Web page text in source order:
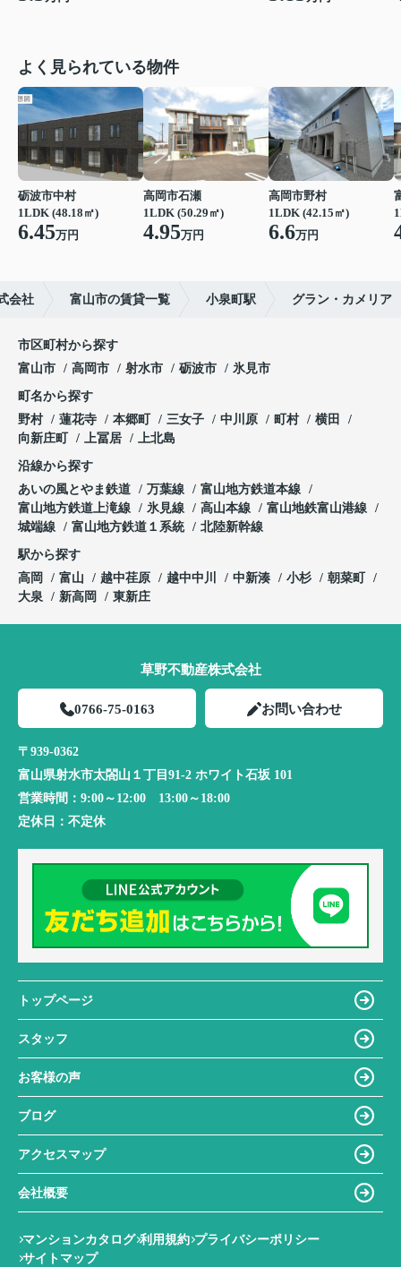
よく見られている物件
砺波市中村
1LDK (48.18㎡)
6.45万円
高岡市石瀬
1LDK (50.29㎡)
4.95万円
高岡市野村
1LDK (42.15㎡)
6.6万円
会社 富山市の賃貸一覧 小泉町駅 グラン・カメリア
市区町村から探す
富山市
高岡市 射水市 砺波市 氷見市
町名から探す
野村
蓮花寺 本郷町 三女子 中川原 町村
横田
向新庄町
上冨居 上北島
沿線から探す
あいの風とやま鉄道
万葉線
富山地方鉄道本線
富山地方鉄道上滝線
氷見線 高山本線
富山地鉄富山港線
城端線
富山地方鉄道１系統 北陸新幹線
駅から探す
高岡
富山 越中荏原 越中中川 中新湊 小杉
朝菜町
大泉
新高岡 東新庄
草野不動産株式会社
0766-75-0163 お問い合わせ
〒939-0362
富山県射水市太閤山１丁目91-2 ホワイト石坂 101
営業時間： 9:00～12:00 13:00～18:00
定休日： 不定休
トップページ
スタッフ
お客様の声
ブログ
アクセスマップ
会社概要
マンションカタログ 利用規約 プライバシーポリシー
サイトマップ